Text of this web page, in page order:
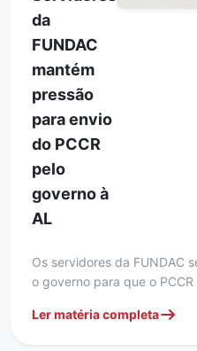
da
FUNDAC
mantém
pressão
para envio
do PCCR
pelo
governo à
AL
Os servidores da FUNDAC
o governo para que o
Ler matéria completa